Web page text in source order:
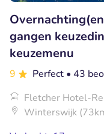
gangen
keuzemenu
9 Perfect • 43
Fletcher Hotel-
Winterswijk